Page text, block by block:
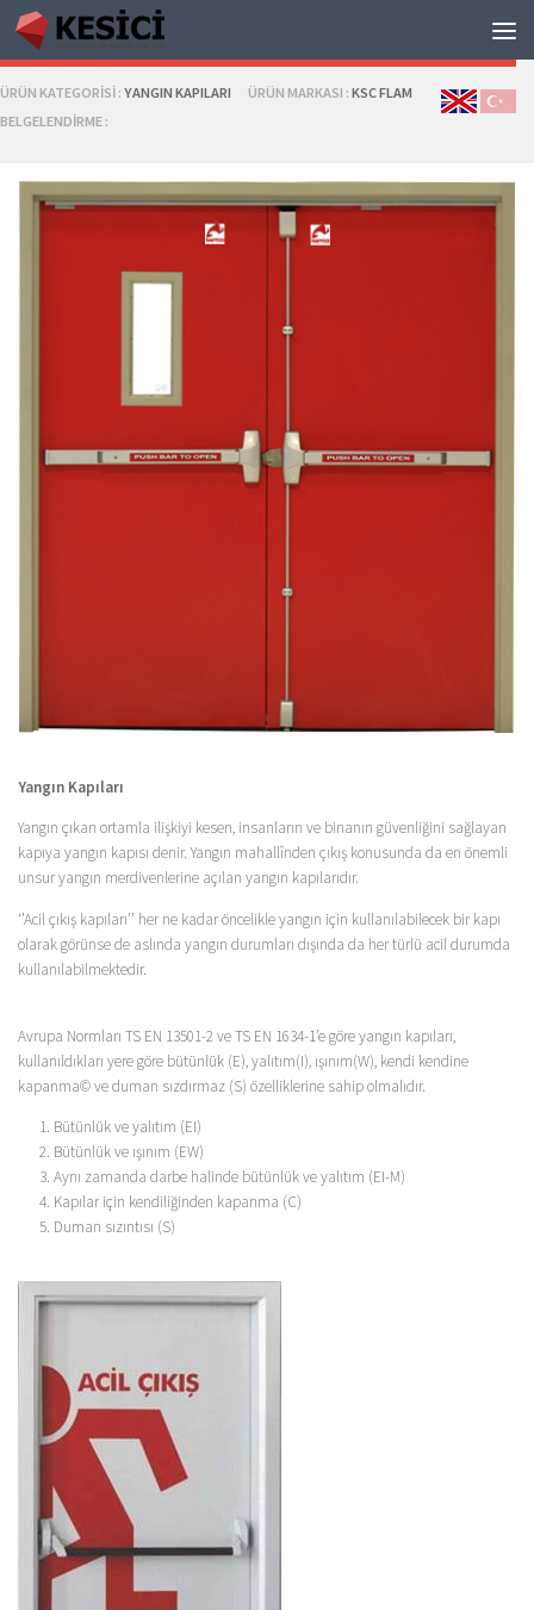
KSC FLAM YANGIN KAPILARI
ÜRÜN KATEGORISI : YANGIN KAPILARI ÜRÜN MARKASI : KSC FLAM
BELGELENDIRME :
Yangın Kapıları
Yangın çıkan ortamla ilişkiyi kesen, insanların ve binanın güvenliğini sağlayan
kapıya yangın kapısı denir. Yangın mahallînden çıkış konusunda da en önemli
unsur yangın merdivenlerine açılan yangın kapılarıdır.
‘’Acil çıkış kapıları’’ her ne kadar öncelikle yangın için kullanılabilecek bir kapı
olarak görünse de aslında yangın durumları dışında da her türlü acil durumda
kullanılabilmektedir.
Avrupa Normları TS EN 13501-2 ve TS EN 1634-1’e göre yangın kapıları,
kullanıldıkları yere göre bütünlük (E), yalıtım(I), ışınım(W), kendi kendine
kapanma© ve duman sızdırmaz (S) özelliklerine sahip olmalıdır.
Bütünlük ve yalıtım (EI)
Bütünlük ve ışınım (EW)
Aynı zamanda darbe halinde bütünlük ve yalıtım (EI-M)
Kapılar için kendiliğinden kapanma (C)
Duman sızıntısı (S)